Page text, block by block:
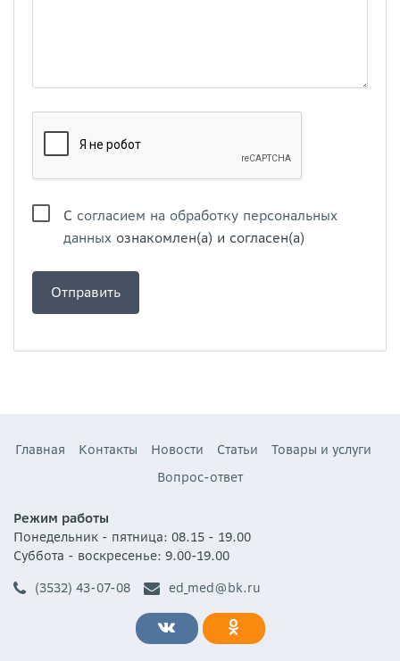
С согласием на обработку персональных
данных ознакомлен(а) и согласен(а)
Главная Контакты Новости Статьи
Товары и услуги
Вопрос-ответ
Режим работы
Понедельник - пятница: 08.15 - 19.00
Суббота - воскресенье: 9.00-19.00
(3532) 43-07-08
ed_med@bk.ru